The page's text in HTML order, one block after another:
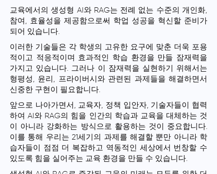
교육에서의 생성형 AI와 RAG는 전례 없는 수준의 개인화,
참여, 효율성을 제공함으로써 학업 성공을 혁신할 준비가
되어 있습니다.
이러한 기술들은 각 학생의 고유한 요구에 맞춘 더욱 포용
적이고 적응적이며 효과적인 학습 환경을 만들 잠재력을
가지고 있습니다. 그러나 이 잠재력을 실현하기 위해서는
형평성, 윤리, 프라이버시와 관련된 과제들을 해결하면서
신중한 구현이 필요합니다.
앞으로 나아가면서, 교육자, 정책 입안자, 기술자들이 협력
하여 AI와 RAG의 힘을 인간의 학습과 교육을 대체하는 것
이 아니라 강화하는 방식으로 활용하는 것이 중요합니다.
이를 통해 우리는 21세기의 과제를 해결할 뿐만 아니라 학
습자들이 점점 더 복잡하고 역동적인 세상에서 번창할 수
있도록 힘을 실어주는 교육 환경을 만들 수 있습니다.